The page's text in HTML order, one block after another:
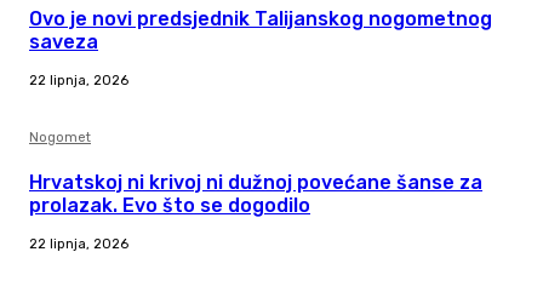
Ovo je novi predsjednik Talijanskog nogometnog
saveza
22 lipnja, 2026
Nogomet
Hrvatskoj ni krivoj ni dužnoj povećane šanse za
prolazak. Evo što se dogodilo
22 lipnja, 2026